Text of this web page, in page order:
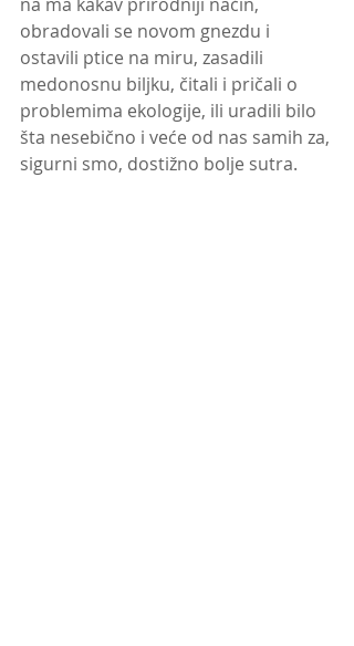
obradovali se novom gnezdu i
ostavili ptice na miru, zasadili
medonosnu biljku, čitali i pričali o
problemima ekologije, ili uradili bilo
šta nesebično i veće od nas samih za,
sigurni smo, dostižno bolje sutra.